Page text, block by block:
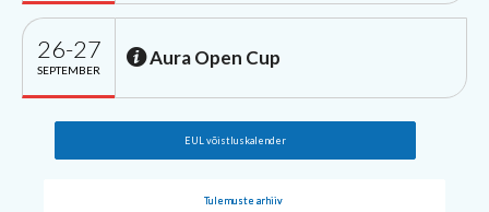
26-27
SEPTEMBER
Aura Open Cup
EUL võistluskalender
Tulemuste arhiiv